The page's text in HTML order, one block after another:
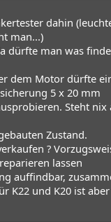
dahin
man...)
dürfte man was
dem Motor dürfte
5 x 20 mm
Steht nix
Zustand.
?
lassen
auffindbar,
K22 und K20 ist aber